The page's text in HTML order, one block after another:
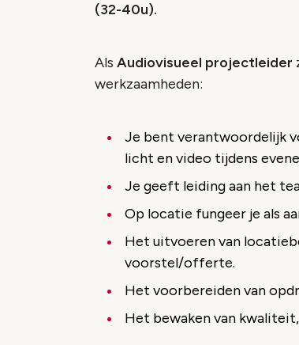
(32-40u).
Als Audiovisueel projectleider
werkzaamheden:
Je bent verantwoordelijk
licht en video tijdens
Je geeft leiding aan het
Op locatie fungeer je als
Het uitvoeren van
voorstel/offerte.
Het voorbereiden van
Het bewaken van